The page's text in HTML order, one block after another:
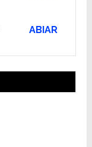
ABIAR